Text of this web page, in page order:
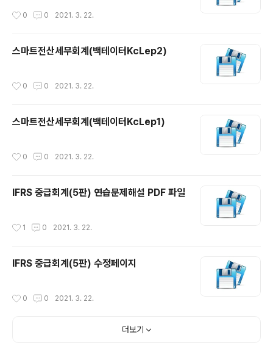
0 0 2021. 3. 22.
스마트전산세무회계(백테이터KcLep2)
0 0 2021. 3. 22.
스마트전산세무회계(백테이터KcLep1)
0 0 2021. 3. 22.
IFRS 중급회계(5판) 연습문제해설 PDF 파일
1 0 2021. 3. 22.
IFRS 중급회계(5판) 수정페이지
0 0 2021. 3. 22.
더보기